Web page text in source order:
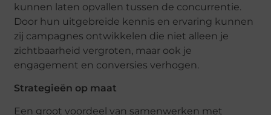
kunnen laten opvallen tussen de concurrentie.
Door hun uitgebreide kennis en ervaring kunnen
zij campagnes ontwikkelen die niet alleen je
zichtbaarheid vergroten, maar ook je
engagement en conversies verhogen.
Strategieën op maat
Een groot voordeel van samenwerken met